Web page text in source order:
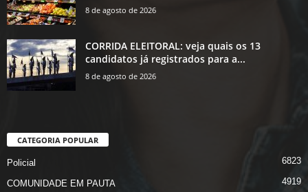
8 de agosto de 2026
CORRIDA ELEITORAL: veja quais os 13
candidatos já registrados para a...
8 de agosto de 2026
CATEGORIA POPULAR
Policial 6823
COMUNIDADE EM PAUTA 4919